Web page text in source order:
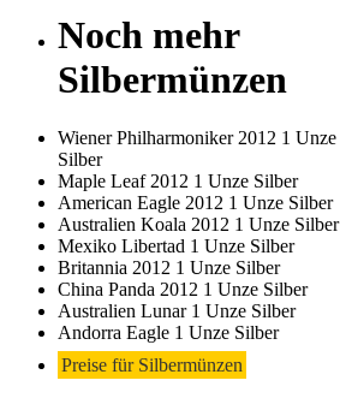
Noch mehr
Silbermünzen
Wiener Philharmoniker 2012 1 Unze
Silber
Maple Leaf 2012 1 Unze Silber
American Eagle 2012 1 Unze Silber
Australien Koala 2012 1 Unze Silber
Mexiko Libertad 1 Unze Silber
Britannia 2012 1 Unze Silber
China Panda 2012 1 Unze Silber
Australien Lunar 1 Unze Silber
Andorra Eagle 1 Unze Silber
Preise für Silbermünzen